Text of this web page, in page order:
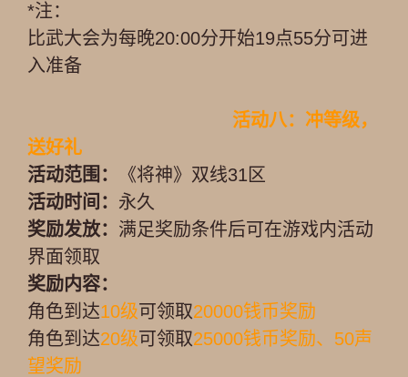
*注：
比武大会为每晚20:00分开始19点55分可进
入准备
活动八：冲等级，
送好礼
活动范围：
《将神》双线31区
活动时间： 永久
奖励发放： 满足奖励条件后可在游戏内活动
界面领取
奖励内容：
角色到达10级可领取20000钱币奖励
角色到达20级可领取25000钱币奖励、50声
望奖励